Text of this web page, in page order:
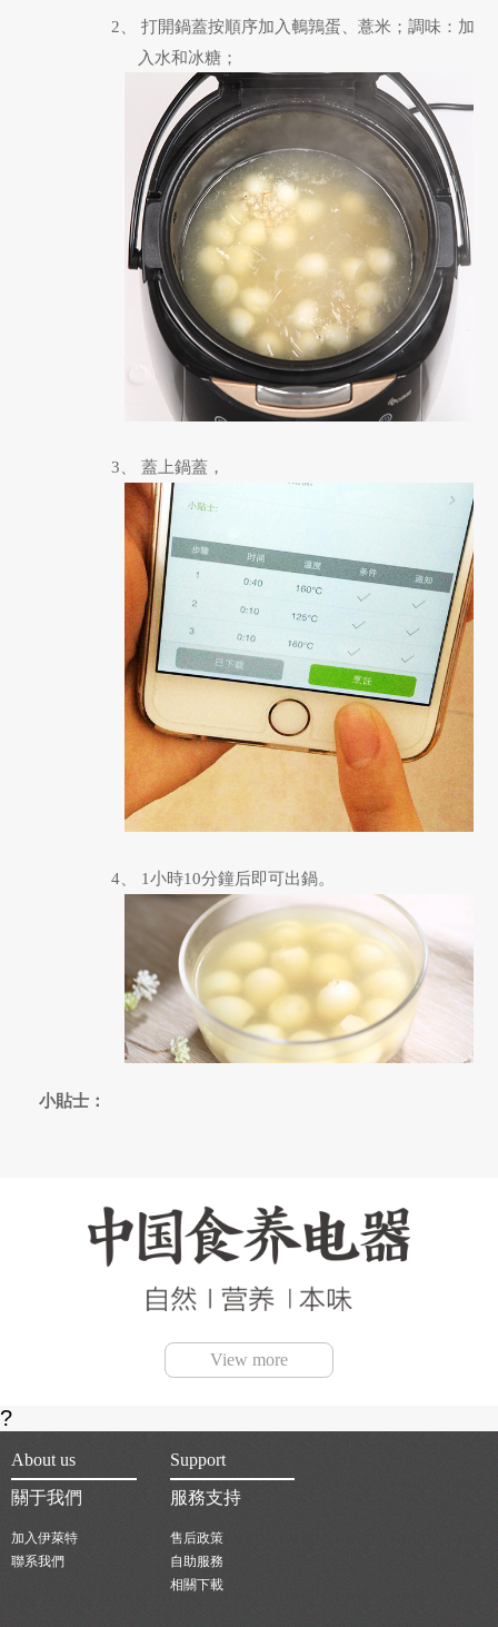
2、 打開鍋蓋按順序加入鵪鶉蛋、薏米； 調味：加
入水和冰糖；
3、 蓋上鍋蓋，
4、 1小時10分鐘后即可出鍋。
小貼士：
View more
?
About us
關于我們
加入伊萊特
聯系我們
Support
服務支持
售后政策
自助服務
相關下載